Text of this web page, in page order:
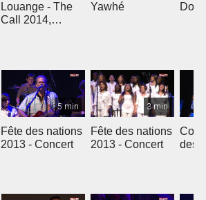
Louange - The
Call 2014,
Yawhé
5 min
Fête des nations
2013 - Concert
3 min
Fête des nations
2013 - Concert
des